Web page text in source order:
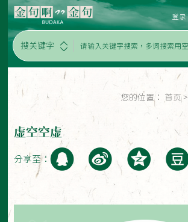
搜关键字
登录
您的位置： 首页 >
虚空空虚
分享至：